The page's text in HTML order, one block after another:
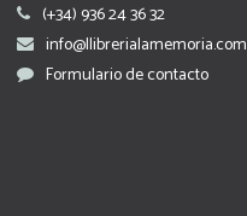
(+34) 936 24 36 32
info@llibrerialamemoria.com
Formulario de contacto